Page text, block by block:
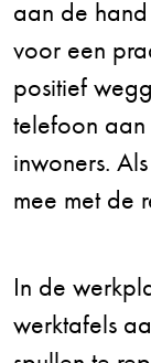
aan de hand
voor een
positief
telefoon
inwoners.
mee met de
In de
werktafels